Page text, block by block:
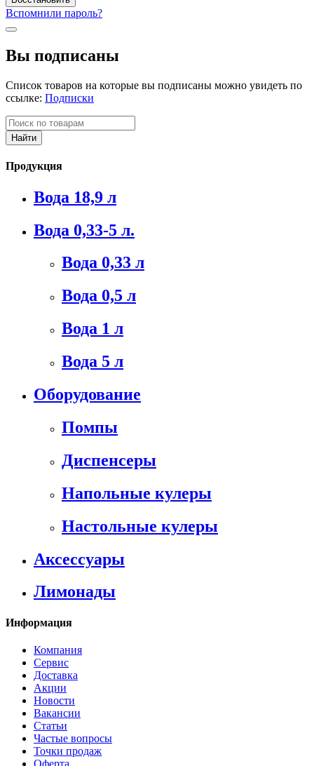
Вспомнили пароль?
Вы подписаны
Список товаров на которые вы подписаны можно увидеть по
ссылке: Подписки
Продукция
Вода 18,9 л
Вода 0,33-5 л.
Вода 0,33 л
Вода 0,5 л
Вода 1 л
Вода 5 л
Оборудование
Помпы
Диспенсеры
Напольные кулеры
Настольные кулеры
Аксессуары
Лимонады
Информация
Компания
Сервис
Доставка
Акции
Новости
Вакансии
Статьи
Частые вопросы
Точки продаж
Оферта